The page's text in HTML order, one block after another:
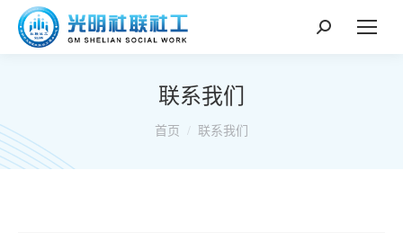
搜
联系我们
你在这里：
首页 联系我们